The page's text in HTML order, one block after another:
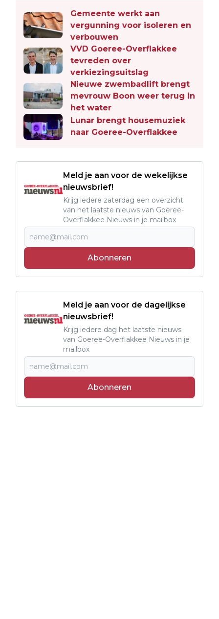
Gemeente werkt aan
vergunning voor isoleren en
verbouwen
VVD Goeree-Overflakkee
tevreden over
verkiezingsuitslag
Nieuwe zwembadlift brengt
mevrouw Boon weer terug in
het water
Lunar brengt housemuziek
naar Goeree-Overflakkee
Meld je aan voor de wekelijkse
nieuwsbrief!
Krijg iedere zaterdag een overzicht
van het laatste nieuws van Goeree-
Overflakkee Nieuws in je mailbox
Abonneren
Meld je aan voor de dagelijkse
nieuwsbrief!
Krijg iedere dag het laatste nieuws
van Goeree-Overflakkee Nieuws in je
mailbox
Abonneren